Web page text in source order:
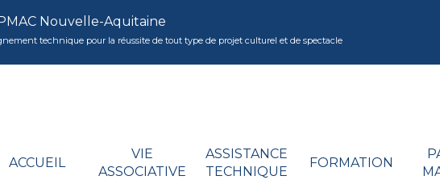
Nouvelle-Aquitaine
technique pour la réussite de tout type de projet culturel et de spectacle
ACCUEIL
VIE
ASSOCIATIVE
ASSISTANCE
TECHNIQUE
FORMATION